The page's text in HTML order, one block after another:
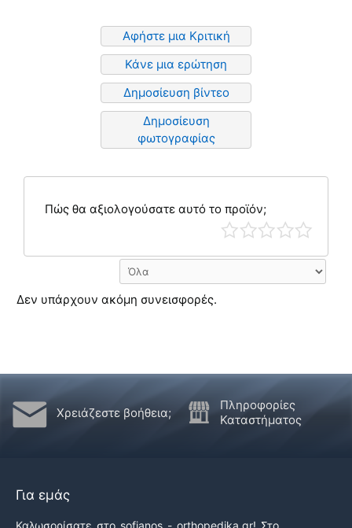
Αφήστε μια Κριτική
Κάνε μια ερώτηση
Δημοσίευση βίντεο
Δημοσίευση
φωτογραφίας
Πώς θα αξιολογούσατε αυτό το προϊόν;
Δεν υπάρχουν ακόμη συνεισφορές.
Χρειάζεστε βοήθεια;
Πληροφορίες
Καταστήματος
Για εμάς
Καλωσορίσατε στο sofianos - orthopedika.gr! Στο